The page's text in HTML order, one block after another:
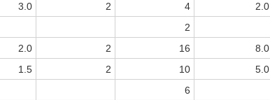
3.0 2 4 2.0
2
2.0 2 16 8.0
1.5 2 10 5.0
6